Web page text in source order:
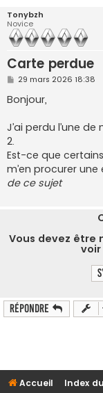
Tonybzh
Novice
Carte perdue
M
s
s
g
e
29 mars 2026 18:38
Bonjour,
J’ai perdu l’une
2.
Est-ce que
m’en procurer une
de ce sujet
Vous devez être
voir
Répondre
Accueil Index